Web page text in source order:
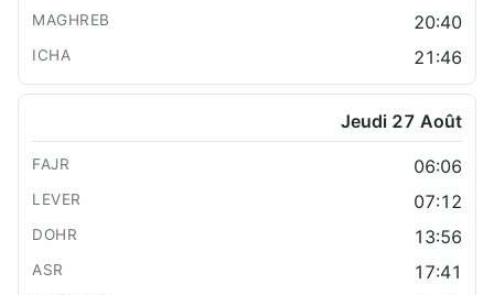
20:40
21:46
Jeudi 27 Août
06:06
07:12
13:56
17:41